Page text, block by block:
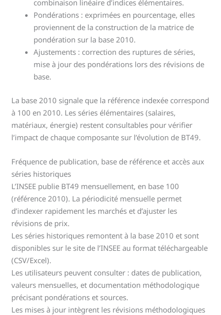
combinaison linéaire d’indices élémentaires.
Pondérations : exprimées en pourcentage, elles
proviennent de la construction de la matrice de
pondération sur la base 2010.
Ajustements : correction des ruptures de séries,
mise à jour des pondérations lors des révisions de
base.
La base 2010 signale que la référence indexée correspond
à 100 en 2010. Les séries élémentaires (salaires,
matériaux, énergie) restent consultables pour vérifier
l’impact de chaque composante sur l’évolution de BT49.
Fréquence de publication, base de référence et accès aux
séries historiques
L’INSEE publie BT49 mensuellement, en base 100
(référence 2010). La périodicité mensuelle permet
d’indexer rapidement les marchés et d’ajuster les
révisions de prix.
Les séries historiques remontent à la base 2010 et sont
disponibles sur le site de l’INSEE au format téléchargeable
(CSV/Excel).
Les utilisateurs peuvent consulter : dates de publication,
valeurs mensuelles, et documentation méthodologique
précisant pondérations et sources.
Les mises à jour intègrent les révisions méthodologiques